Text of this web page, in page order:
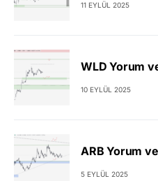
11 EYLÜL 2025
WLD Yorum
10 EYLÜL 2025
ARB Yorum
5 EYLÜL 2025